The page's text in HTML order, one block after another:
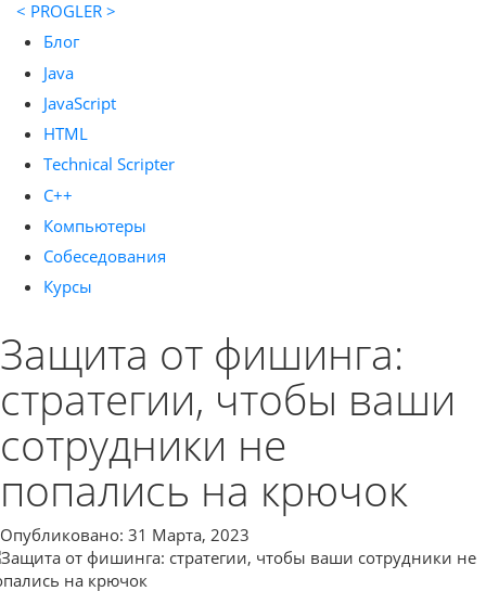
< PROGLER >
Блог
Java
JavaScript
HTML
Technical Scripter
C++
Компьютеры
Собеседования
Курсы
Защита от фишинга:
стратегии, чтобы ваши
сотрудники не
попались на крючок
Опубликовано: 31 Марта, 2023